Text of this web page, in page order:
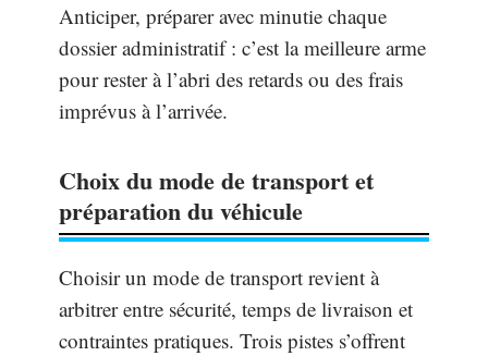
Anticiper, préparer avec minutie chaque
dossier administratif : c’est la meilleure arme
pour rester à l’abri des retards ou des frais
imprévus à l’arrivée.
Choix du mode de transport et
préparation du véhicule
Choisir un mode de transport revient à
arbitrer entre sécurité, temps de livraison et
contraintes pratiques. Trois pistes s’offrent